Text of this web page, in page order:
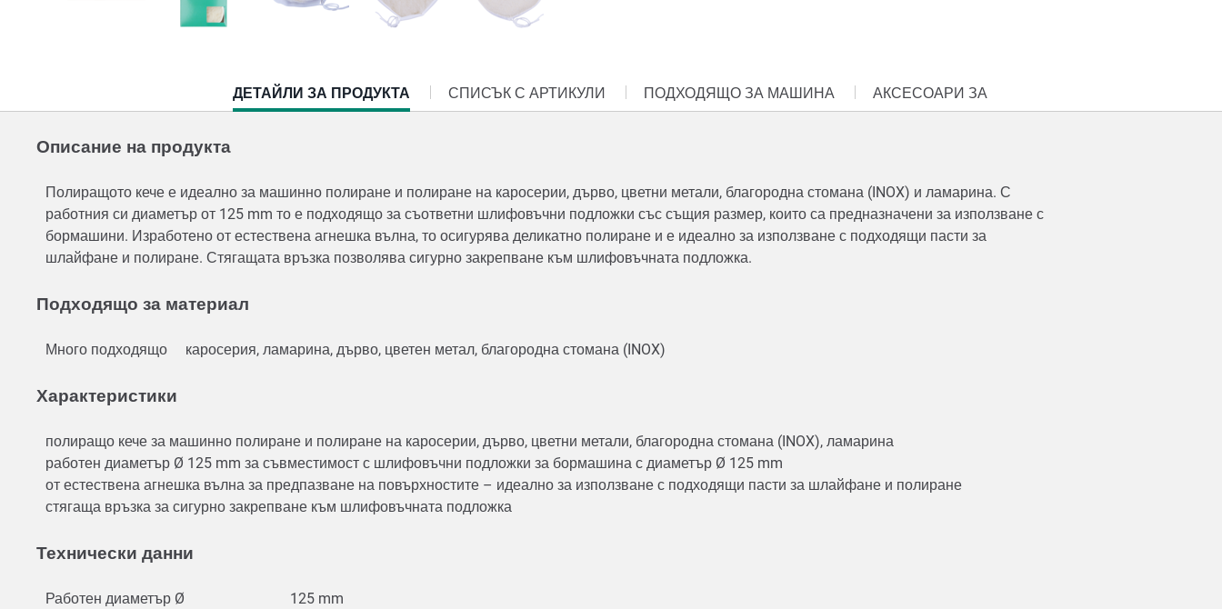
CURRENT
TAB:
ДЕТАЙЛИ ЗА ПРОДУКТА СПИСЪК С АРТИКУЛИ ПОДХОДЯЩО ЗА МАШИНА АКСЕСОАРИ ЗА
Описание на продукта
Полиращото кече е идеално за машинно полиране и полиране на каросерии, дърво, цветни метали, благородна стомана (INOX) и ламарина. С
работния си диаметър от 125 mm то е подходящо за съответни шлифовъчни подложки със същия размер, които са предназначени за използване с
бормашини. Изработено от естествена агнешка вълна, то осигурява деликатно полиране и е идеално за използване с подходящи пасти за
шлайфане и полиране. Стягащата връзка позволява сигурно закрепване към шлифовъчната подложка.
Подходящо за материал
Много подходящо каросерия, ламарина, дърво, цветен метал, благородна стомана (INOX)
Характеристики
полиращо кече за машинно полиране и полиране на каросерии, дърво, цветни метали, благородна стомана (INOX), ламарина
работен диаметър Ø 125 mm за съвместимост с шлифовъчни подложки за бормашина с диаметър Ø 125 mm
от естествена агнешка вълна за предпазване на повърхностите – идеално за използване с подходящи пасти за шлайфане и полиране
стягаща връзка за сигурно закрепване към шлифовъчната подложка
Технически данни
Работен диаметър Ø 125 mm